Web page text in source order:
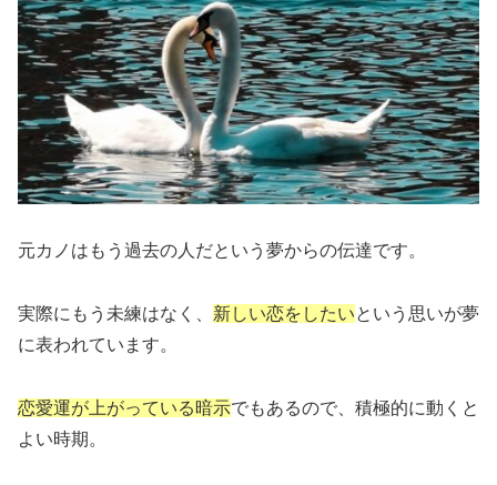
元カノはもう過去の人だという夢からの伝達です。
実際にもう未練はなく、 新しい恋をしたいという思いが夢
に表われています。
恋愛運が上がっている暗示でもあるので、積極的に動くと
よい時期。